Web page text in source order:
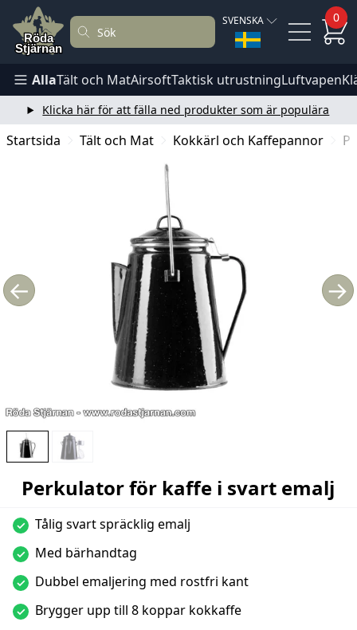
SVENSKA 0
AllaTält och MatAirsoftTaktisk utrustningLuftvapen
Klicka här för att fälla ned produkter som är populära
Startsida Tält och Mat Kokkärl och Kaffepannor
← →
Perkulator för kaffe i svart emalj
✓ Tålig svart spräcklig emalj
✓ Med bärhandtag
✓ Dubbel emaljering med rostfri kant
✓ Brygger upp till 8 koppar kokkaffe